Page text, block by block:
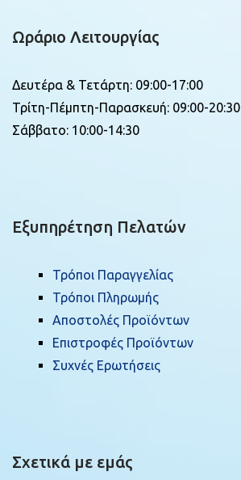
Ωράριο Λειτουργίας
Δευτέρα & Τετάρτη: 09:00-17:00
Τρίτη-Πέμπτη-Παρασκευή: 09:00-20:30
Σάββατο: 10:00-14:30
Εξυπηρέτηση Πελατών
Τρόποι Παραγγελίας
Τρόποι Πληρωμής
Αποστολές Προϊόντων
Επιστροφές Προϊόντων
Συχνές Ερωτήσεις
Σχετικά με εμάς